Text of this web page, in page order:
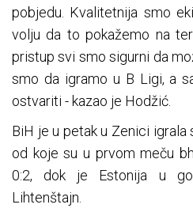
pobjedu. Kvalitetnija smo
volju da to pokažemo na
pristup svi smo sigurni da
smo da igramo u B Ligi, a
ostvariti - kazao je Hodžić.
BiH je u petak u Zenici
od koje su u prvom meču
0:2, dok je Estonija u
Lihtenštajn.